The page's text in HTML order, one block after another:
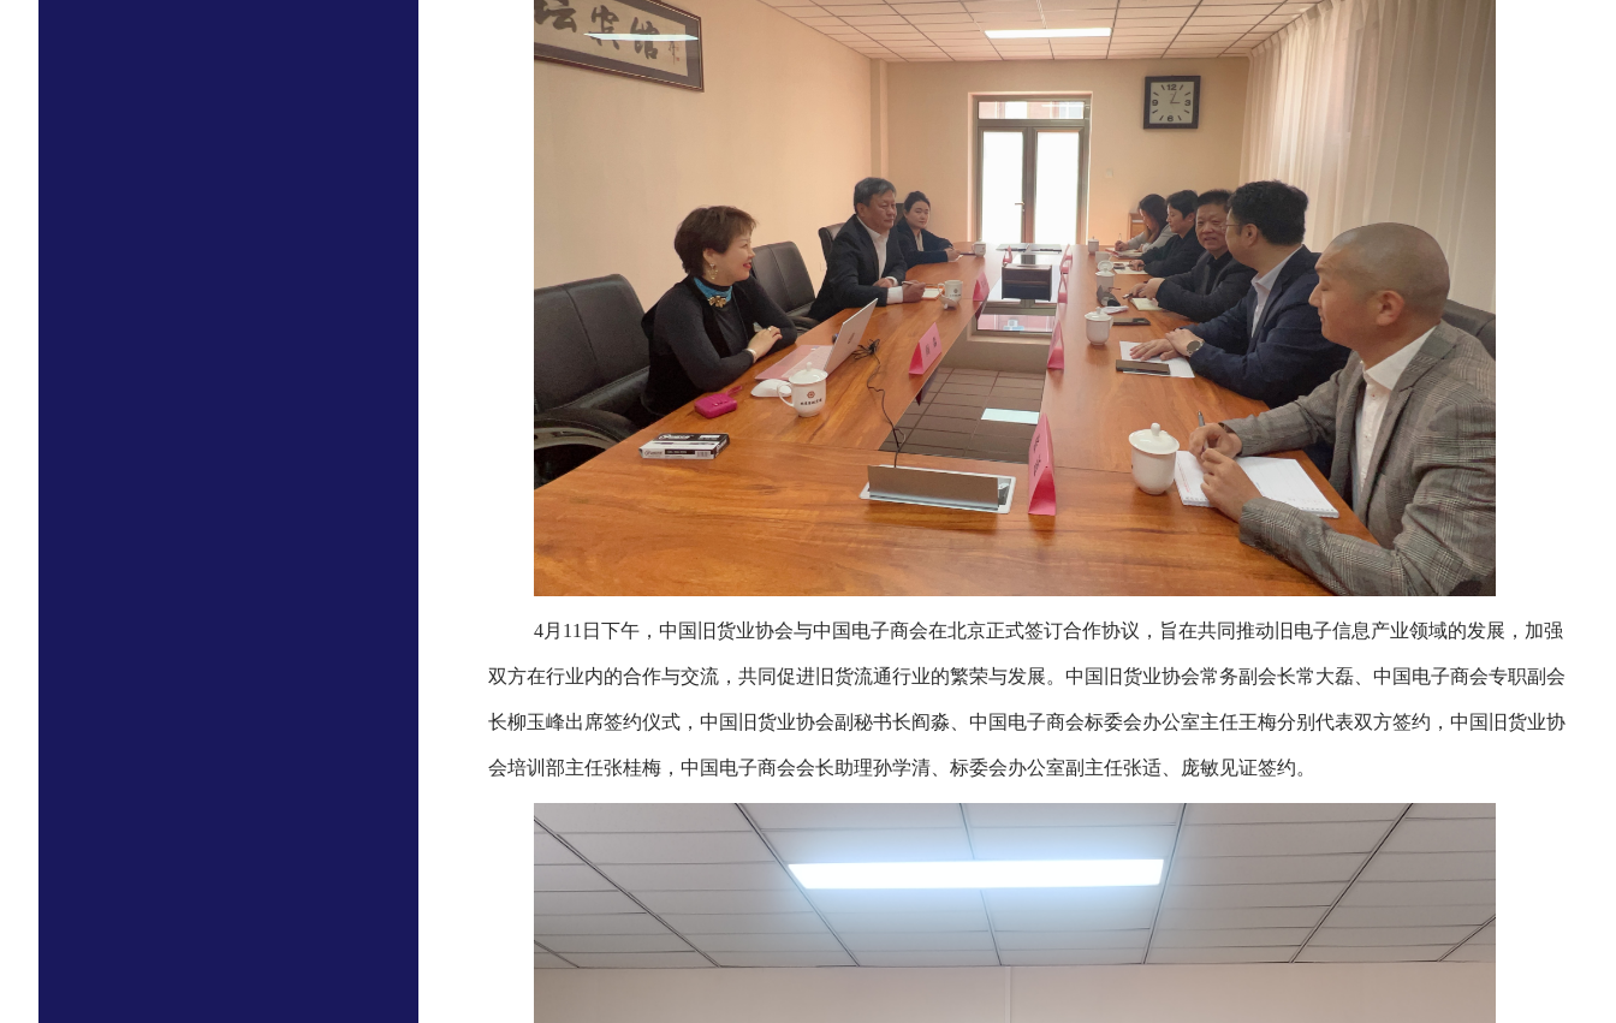
4月11日下午，中国旧货业协会与中国电子商会在北京正式签订合作协议，旨在共同推动旧电子信息产业领域的发展，加强
双方在行业内的合作与交流，共同促进旧货流通行业的繁荣与发展。中国旧货业协会常务副会长常大磊、中国电子商会专职副会
长柳玉峰出席签约仪式，中国旧货业协会副秘书长阎淼、中国电子商会标委会办公室主任王梅分别代表双方签约，中国旧货业协
会培训部主任张桂梅，中国电子商会会长助理孙学清、标委会办公室副主任张适、庞敏见证签约。